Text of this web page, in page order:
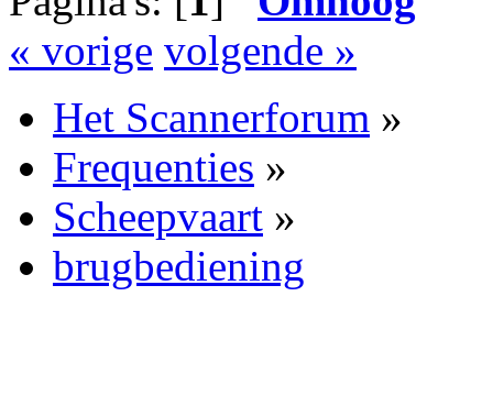
« vorige volgende »
Het Scannerforum »
Frequenties »
Scheepvaart »
brugbediening